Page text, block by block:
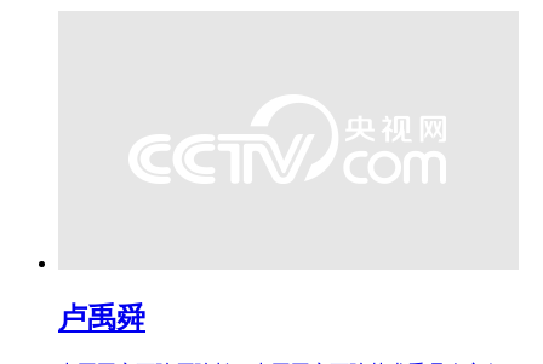
卢禹舜